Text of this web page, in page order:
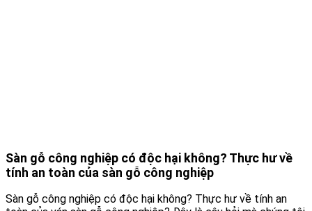
Sàn gỗ công nghiệp có độc hại không? Thực hư về
tính an toàn của sàn gỗ công nghiệp
Sàn gỗ công nghiệp có độc hại không? Thực hư về tính an